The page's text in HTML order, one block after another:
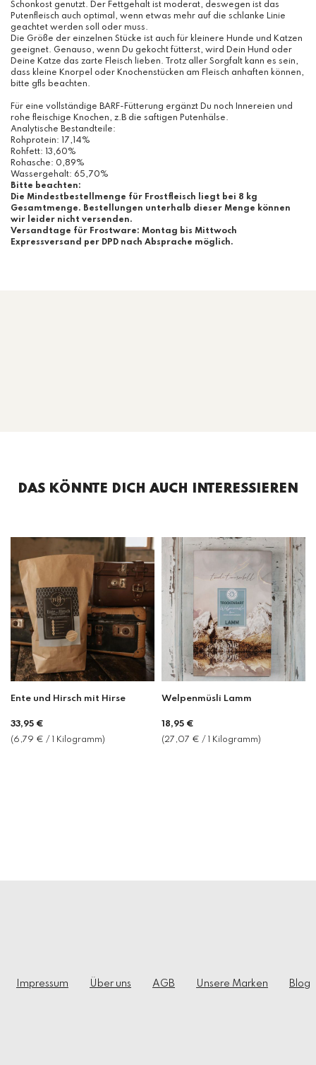
Schonkost genutzt. Der Fettgehalt ist moderat, deswegen ist das
Putenfleisch auch optimal, wenn etwas mehr auf die schlanke Linie
geachtet werden soll oder muss.
Die Größe der einzelnen Stücke ist auch für kleinere Hunde und Katzen
geeignet. Genauso, wenn Du gekocht fütterst, wird Dein Hund oder
Deine Katze das zarte Fleisch lieben. Trotz aller Sorgfalt kann es sein,
dass kleine Knorpel oder Knochenstücken am Fleisch anhaften können,
bitte gfls beachten.
Für eine vollständige BARF-Fütterung ergänzt Du noch Innereien und
rohe fleischige Knochen, z.B die saftigen Putenhälse.
Analytische Bestandteile:
Rohprotein: 17,14%
Rohfett: 13,60%
Rohasche: 0,89%
Wassergehalt: 65,70%
Bitte beachten:
Die Mindestbestellmenge für Frostfleisch liegt bei 8 kg
Gesamtmenge. Bestellungen unterhalb dieser Menge können
wir leider nicht versenden.
Versandtage für Frostware: Montag bis Mittwoch
Expressversand per DPD nach Absprache möglich.
DAS KÖNNTE DICH AUCH INTERESSIEREN
Ente und Hirsch mit Hirse
33,95 €
(6,79 € / 1 Kilogramm)
Welpenmüsli Lamm
18,95 €
(27,07 € / 1 Kilogramm)
Impressum Über uns AGB Unsere Marken Blog